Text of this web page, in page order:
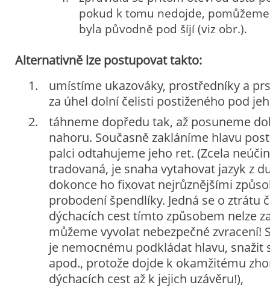
pokud k tomu nedojde,
byla původně pod šíjí (viz obr.).
Alternativně lze postupovat takto:
umístíme ukazováky, prostředníky a
za úhel dolní čelisti postiženého pod
táhneme dopředu tak, až posuneme
nahoru. Současně zakláníme hlavu
palci odtahujeme jeho ret. (Zcela
tradovaná, je snaha vytahovat jazyk z
dokonce ho fixovat nejrůznějšími
probodení špendlíky. Jedná se o ztrátu
dýchacích cest tímto způsobem nelze
můžeme vyvolat nebezpečné zvracení!
je nemocnému podkládat hlavu, snažit
apod., protože dojde k okamžitému
dýchacích cest až k jejich uzávěru!),